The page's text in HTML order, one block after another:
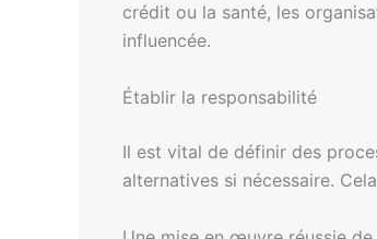
crédit ou la santé, les
influencée.
Établir la responsabilité
Il est vital de définir des
alternatives si nécessaire.